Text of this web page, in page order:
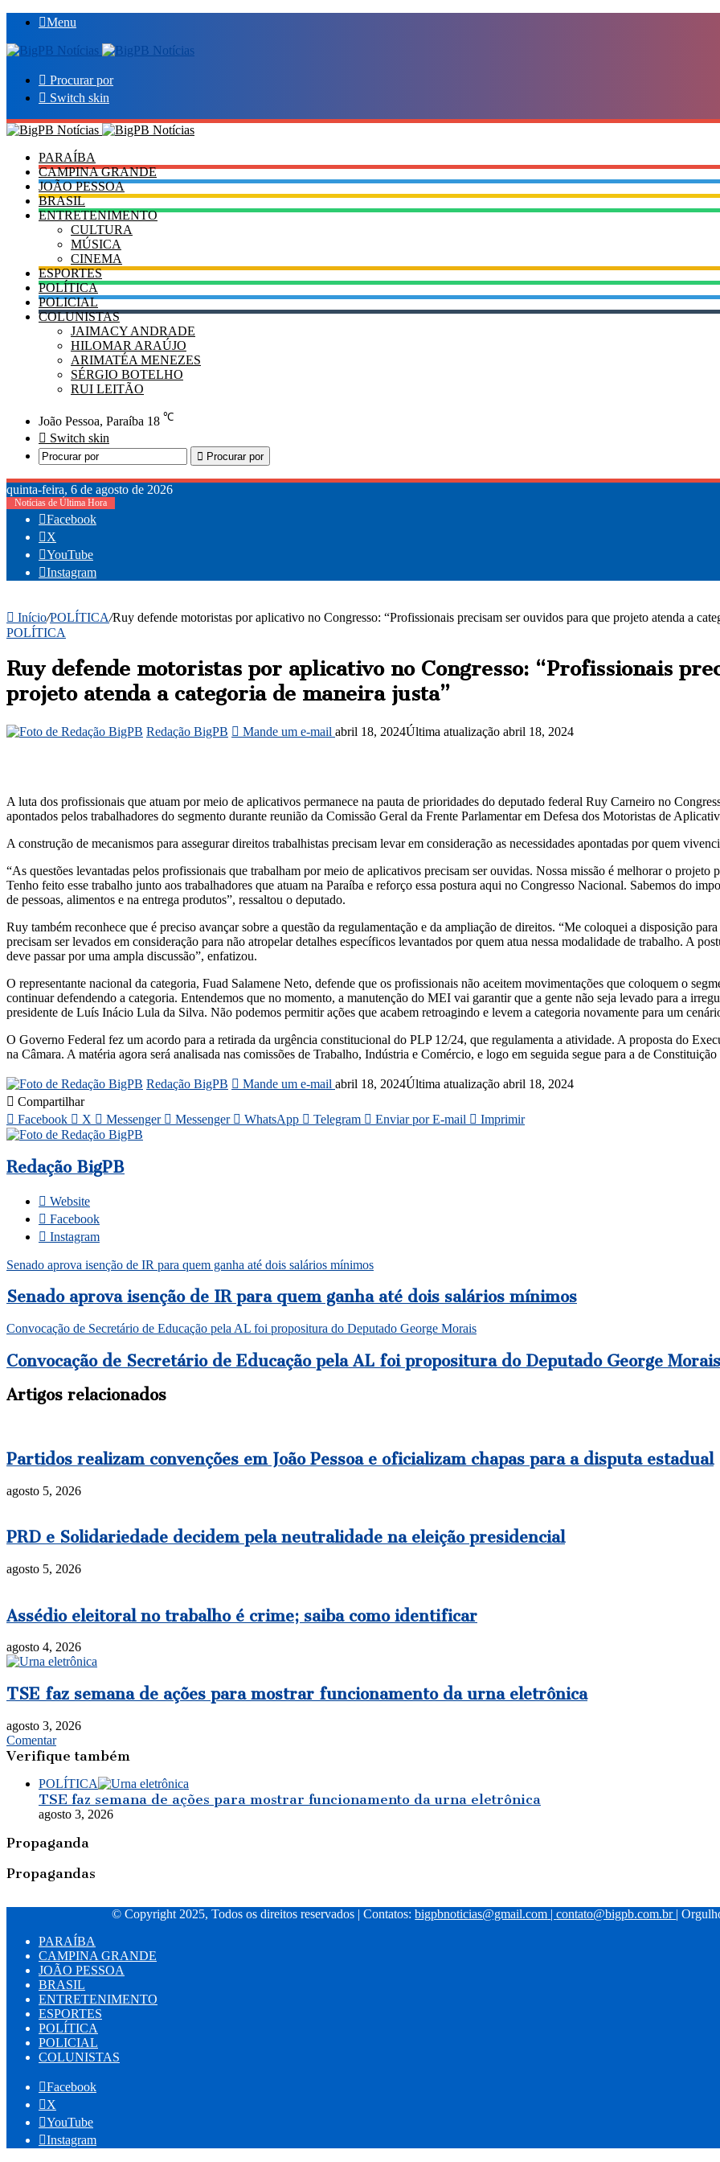
Menu
Procurar por
Switch skin
PARAÍBA
CAMPINA GRANDE
JOÃO PESSOA
BRASIL
ENTRETENIMENTO
CULTURA
MÚSICA
CINEMA
ESPORTES
POLÍTICA
POLICIAL
COLUNISTAS
JAIMACY ANDRADE
HILOMAR ARAÚJO
ARIMATÉA MENEZES
SÉRGIO BOTELHO
RUI LEITÃO
João Pessoa, Paraíba 18 ℃
Switch skin
Procurar por
quinta-feira, 6 de agosto de 2026
Notícias de Última Hora
Facebook
X
YouTube
Instagram
Início/POLÍTICA/Ruy defende motoristas por aplicativo no Congresso: “Profissionais precisam ser ouvidos para que projeto atenda a
POLÍTICA
Ruy defende motoristas por aplicativo no Congresso: “Profissionais
projeto atenda a categoria de maneira justa”
Redação BigPB Mande um e-mail abril 18, 2024Última atualização abril 18, 2024
A luta dos profissionais que atuam por meio de aplicativos permanece na pauta de prioridades do deputado federal Ruy Carneiro no
apontados pelos trabalhadores do segmento durante reunião da Comissão Geral da Frente Parlamentar em Defesa dos Motoristas de
A construção de mecanismos para assegurar direitos trabalhistas precisam levar em consideração as necessidades apontadas por quem
“As questões levantadas pelos profissionais que trabalham por meio de aplicativos precisam ser ouvidas. Nossa missão é melhorar o projeto
Tenho feito esse trabalho junto aos trabalhadores que atuam na Paraíba e reforço essa postura aqui no Congresso Nacional. Sabemos do
de pessoas, alimentos e na entrega produtos”, ressaltou o deputado.
Ruy também reconhece que é preciso avançar sobre a questão da regulamentação e da ampliação de direitos. “Me coloquei a disposição
precisam ser levados em consideração para não atropelar detalhes específicos levantados por quem atua nessa modalidade de trabalho. A
deve passar por uma ampla discussão”, enfatizou.
O representante nacional da categoria, Fuad Salamene Neto, defende que os profissionais não aceitem movimentações que coloquem o
continuar defendendo a categoria. Entendemos que no momento, a manutenção do MEI vai garantir que a gente não seja levado para a
presidente de Luís Inácio Lula da Silva. Não podemos permitir ações que acabem retroagindo e levem a categoria novamente para um
O Governo Federal fez um acordo para a retirada da urgência constitucional do PLP 12/24, que regulamenta a atividade. A proposta do
na Câmara. A matéria agora será analisada nas comissões de Trabalho, Indústria e Comércio, e logo em seguida segue para a de Constituição
Redação BigPB Mande um e-mail abril 18, 2024Última atualização abril 18, 2024
Compartilhar
Facebook
X Messenger Messenger WhatsApp Telegram Enviar por E-mail Imprimir
Redação BigPB
Website
Facebook
Instagram
Senado aprova isenção de IR para quem ganha até dois salários mínimos
Senado aprova isenção de IR para quem ganha até dois salários mínimos
Convocação de Secretário de Educação pela AL foi propositura do Deputado George Morais
Convocação de Secretário de Educação pela AL foi propositura do Deputado George Morais
Artigos relacionados
Partidos realizam convenções em João Pessoa e oficializam chapas para a disputa estadual
agosto 5, 2026
PRD e Solidariedade decidem pela neutralidade na eleição presidencial
agosto 5, 2026
Assédio eleitoral no trabalho é crime; saiba como identificar
agosto 4, 2026
TSE faz semana de ações para mostrar funcionamento da urna eletrônica
agosto 3, 2026
Comentar
Verifique também
POLÍTICA
TSE faz semana de ações para mostrar funcionamento da urna eletrônica
agosto 3, 2026
Propaganda
Propagandas
© Copyright 2025, Todos os direitos reservados | Contatos:bigpbnoticias@gmail.com |contato@bigpb.com.br |
PARAÍBA
CAMPINA GRANDE
JOÃO PESSOA
BRASIL
ENTRETENIMENTO
ESPORTES
POLÍTICA
POLICIAL
COLUNISTAS
Facebook
X
YouTube
Instagram